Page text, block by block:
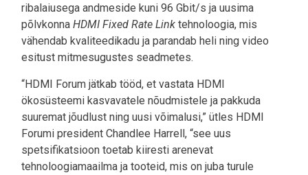
ribalaiusega andmeside kuni 96 Gbit/s ja uusima
põlvkonna HDMI Fixed Rate Link tehnoloogia, mis
vähendab kvaliteedikadu ja parandab heli ning video
esitust mitmesugustes seadmetes.
“HDMI Forum jätkab tööd, et vastata HDMI
ökosüsteemi kasvavatele nõudmistele ja pakkuda
suuremat jõudlust ning uusi võimalusi,” ütles HDMI
Forumi president Chandlee Harrell, “see uus
spetsifikatsioon toetab kiiresti arenevat
tehnoloogiamaailma ja tooteid, mis on juba turule